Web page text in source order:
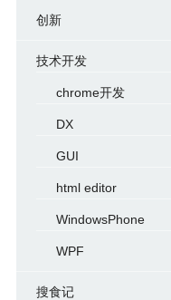
创新
技术开发
chrome开发
DX
GUI
html editor
WindowsPhone
WPF
搜食记